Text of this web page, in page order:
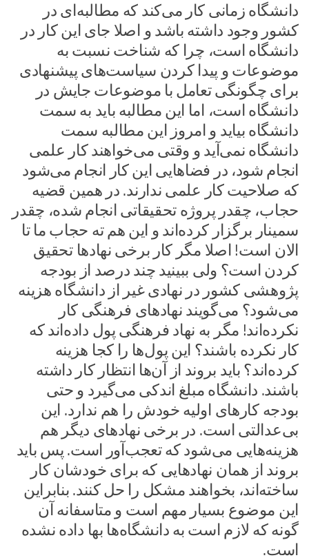
دانشگاه زمانی کار می‌کند که مطالبه‌ای در
کشور وجود داشته باشد و اصلا جای این کار در
دانشگاه است، چرا که شناخت نسبت به
موضوعات و پیدا کردن سیاست‌های پیشنهادی
برای چگونگی تعامل با موضوعات جایش در
دانشگاه است، اما این مطالبه باید به سمت
دانشگاه بیاید و امروز این مطالبه سمت
دانشگاه نمی‌آید و وقتی می‌خواهند کار علمی
انجام شود، در فضاهایی این کار انجام می‌شود
که صلاحیت کار علمی ندارند. در همین قضیه
حجاب، چقدر پروژه تحقیقاتی انجام شده، چقدر
سمینار برگزار کرده‌اند و این هم ته حجاب ما تا
الان است! اصلا مگر کار برخی نهادها تحقیق
کردن است؟ ولی ببینید چند درصد از بودجه
پژوهشی کشور در نهادی غیر از دانشگاه هزینه
می‌شود؟ می‌گویند نهادهای فرهنگی کار
نکرده‌اند! مگر به نهاد فرهنگی پول داده‌اند که
کار نکرده باشند؟ این پول‌ها را کجا هزینه
کرده‌اند؟ باید بروند از آن‌ها انتظار کار داشته
باشند. دانشگاه مبلغ اندکی می‌گیرد و حتی
بودجه کارهای اولیه خودش را هم ندارد. این
بی‌عدالتی است. در برخی نهادهای دیگر هم
هزینه‌هایی می‌شود که تعجب‌آور است. پس باید
بروند از همان نهادهایی که برای خودشان کار
ساخته‌اند، بخواهند مشکل را حل کنند. بنابراین
این موضوع بسیار مهم است و متاسفانه آن
گونه که لازم است به دانشگاه‌ها بها داده نشده
است.